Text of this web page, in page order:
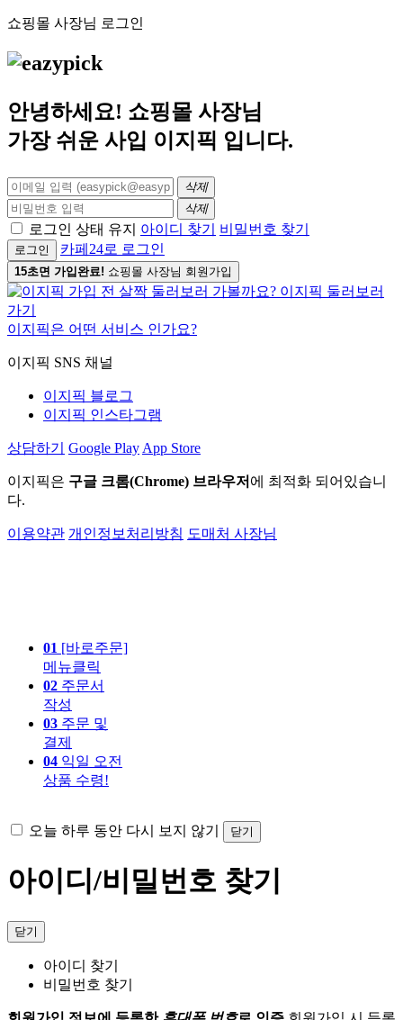
쇼핑몰 사장님 로그인
안녕하세요! 쇼핑몰 사장님
가장 쉬운 사입 이지픽 입니다.
삭제
삭제
로그인 상태 유지 아이디 찾기 비밀번호 찾기
로그인 카페24로 로그인
15초면 가입완료! 쇼핑몰 사장님 회원가입
이지픽은 어떤 서비스 인가요?
이지픽 SNS 채널
이지픽 블로그
이지픽 인스타그램
상담하기 Google Play App Store
이지픽은 구글 크롬(Chrome) 브라우저 에 최적화 되어있습니
다.
이용약관 개인정보처리방침 도매처 사장님
01 [바로주문]
메뉴클릭
02 주문서
작성
03 주문 및
결제
04 익일 오전
상품 수령!
오늘 하루 동안 다시 보지 않기 닫기
아이디/비밀번호 찾기
닫기
아이디 찾기
비밀번호 찾기